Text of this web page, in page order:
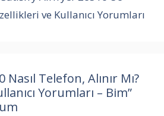
ve Kullanıcı Yorumları
Nasıl Telefon, Alınır Mı?
Yorumları – Bim”